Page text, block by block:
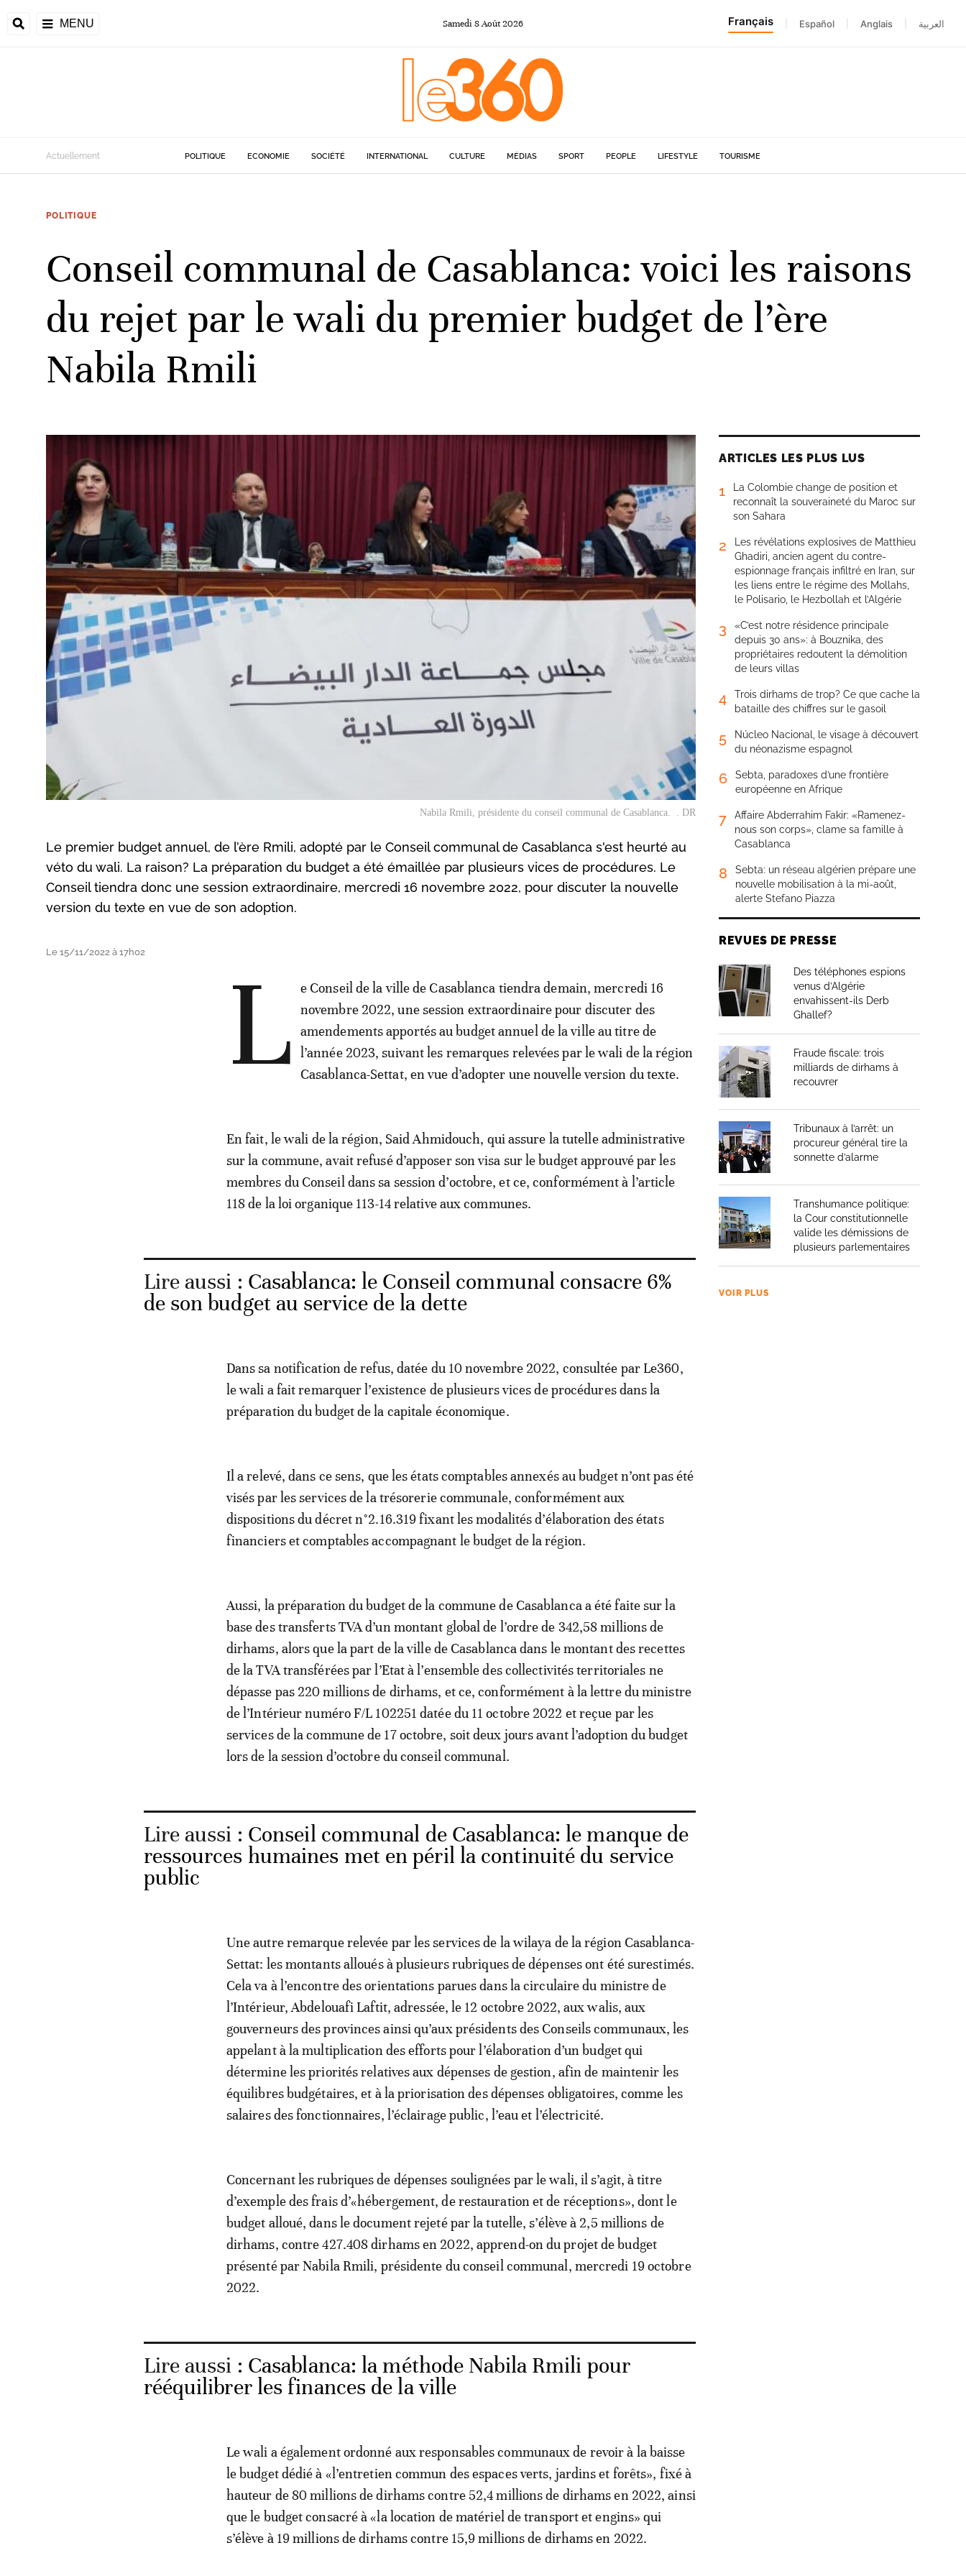
MENU Samedi 8Août2026 Français Español Anglais العربية
Actuellement POLITIQUE ECONOMIE SOCIÉTÉ INTERNATIONAL CULTURE MÉDIAS SPORT PEOPLE LIFESTYLE TOURISME
POLITIQUE
Conseil communal de Casablanca: voici les raisons
du rejet par le wali du premier budget de l’ère
Nabila Rmili
Nabila Rmili, présidente du conseil communal de Casablanca. . DR
Le premier budget annuel, de l’ère Rmili, adopté par le Conseil communal de Casablanca s'est heurté au
véto du wali. La raison? La préparation du budget a été émaillée par plusieurs vices de procédures. Le
Conseil tiendra donc une session extraordinaire, mercredi 16 novembre 2022, pour discuter la nouvelle
version du texte en vue de son adoption.
Le 15/11/2022 à 17h02 L
e Conseil de la ville de Casablanca tiendra demain, mercredi 16
novembre 2022, une session extraordinaire pour discuter des
amendements apportés au budget annuel de la ville au titre de
l’année 2023, suivant les remarques relevées par le wali de la région
Casablanca-Settat, en vue d’adopter une nouvelle version du texte.
En fait, le wali de la région, Said Ahmidouch, qui assure la tutelle administrative
sur la commune, avait refusé d’apposer son visa sur le budget approuvé par les
membres du Conseil dans sa session d’octobre, et ce, conformément à l’article
118 de la loi organique 113-14 relative aux communes.
Lire aussi : Casablanca: le Conseil communal consacre 6%
de son budget au service de la dette
Dans sa notification de refus, datée du 10 novembre 2022, consultée par Le360,
le wali a fait remarquer l’existence de plusieurs vices de procédures dans la
préparation du budget de la capitale économique.
Il a relevé, dans ce sens, que les états comptables annexés au budget n’ont pas été
visés par les services de la trésorerie communale, conformément aux
dispositions du décret n°2.16.319 fixant les modalités d’élaboration des états
financiers et comptables accompagnant le budget de la région.
Aussi, la préparation du budget de la commune de Casablanca a été faite sur la
base des transferts TVA d’un montant global de l’ordre de 342,58 millions de
dirhams, alors que la part de la ville de Casablanca dans le montant des recettes
de la TVA transférées par l’Etat à l’ensemble des collectivités territoriales ne
dépasse pas 220 millions de dirhams, et ce, conformément à la lettre du ministre
de l’Intérieur numéro F/L 102251 datée du 11 octobre 2022 et reçue par les
services de la commune de 17 octobre, soit deux jours avant l’adoption du budget
lors de la session d’octobre du conseil communal.
Lire aussi : Conseil communal de Casablanca: le manque de
ressources humaines met en péril la continuité du service
public
Une autre remarque relevée par les services de la wilaya de la région Casablanca-
Settat: les montants alloués à plusieurs rubriques de dépenses ont été surestimés.
Cela va à l’encontre des orientations parues dans la circulaire du ministre de
l’Intérieur, Abdelouafi Laftit, adressée, le 12 octobre 2022, aux walis, aux
gouverneurs des provinces ainsi qu’aux présidents des Conseils communaux, les
appelant à la multiplication des efforts pour l’élaboration d’un budget qui
détermine les priorités relatives aux dépenses de gestion, afin de maintenir les
équilibres budgétaires, et à la priorisation des dépenses obligatoires, comme les
salaires des fonctionnaires, l’éclairage public, l’eau et l’électricité.
Concernant les rubriques de dépenses soulignées par le wali, il s’agit, à titre
d’exemple des frais d’«hébergement, de restauration et de réceptions», dont le
budget alloué, dans le document rejeté par la tutelle, s’élève à 2,5 millions de
dirhams, contre 427.408 dirhams en 2022, apprend-on du projet de budget
présenté par Nabila Rmili, présidente du conseil communal, mercredi 19 octobre
2022.
Lire aussi : Casablanca: la méthode Nabila Rmili pour
rééquilibrer les finances de la ville
Le wali a également ordonné aux responsables communaux de revoir à la baisse
le budget dédié à «l’entretien commun des espaces verts, jardins et forêts», fixé à
hauteur de 80 millions de dirhams contre 52,4 millions de dirhams en 2022, ainsi
que le budget consacré à «la location de matériel de transport et engins» qui
s’élève à 19 millions de dirhams contre 15,9 millions de dirhams en 2022.
ARTICLES LES PLUS LUS
1
La Colombie change de position et
reconnaît la souveraineté du Maroc sur
son Sahara
2
Les révélations explosives de Matthieu
Ghadiri, ancien agent du contre-
espionnage français infiltré en Iran, sur
les liens entre le régime des Mollahs,
le Polisario, le Hezbollah et l’Algérie
3
«C’est notre résidence principale
depuis 30 ans»: à Bouznika, des
propriétaires redoutent la démolition
de leurs villas
4
Trois dirhams de trop? Ce que cache la
bataille des chiffres sur le gasoil
5
Núcleo Nacional, le visage à découvert
du néonazisme espagnol
6
Sebta, paradoxes d’une frontière
européenne en Afrique
7
Affaire Abderrahim Fakir: «Ramenez-
nous son corps», clame sa famille à
Casablanca
8
Sebta: un réseau algérien prépare une
nouvelle mobilisation à la mi-août,
alerte Stefano Piazza
REVUES DE PRESSE
Des téléphones espions
venus d’Algérie
envahissent-ils Derb
Ghallef?
Fraude fiscale: trois
milliards de dirhams à
recouvrer
Tribunaux à l’arrêt: un
procureur général tire la
sonnette d’alarme
Transhumance politique:
la Cour constitutionnelle
valide les démissions de
plusieurs parlementaires
VOIR PLUS